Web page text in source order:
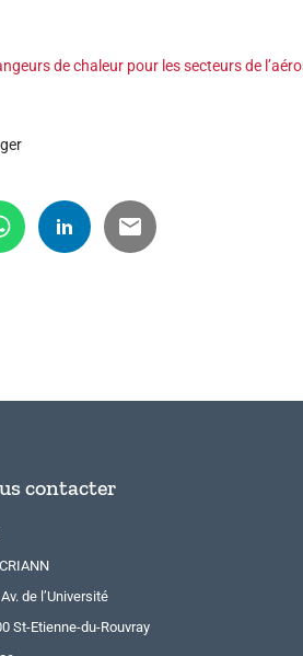
de chaleur pour les secteurs de
contacter
de l’Université
St-Etienne-du-Rouvray